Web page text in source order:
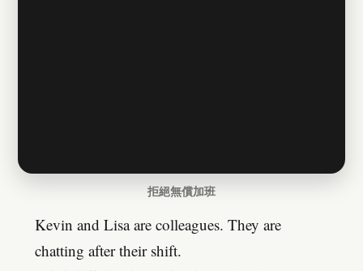
拒絕無償加班
Kevin and Lisa are colleagues. They are
chatting after their shift.